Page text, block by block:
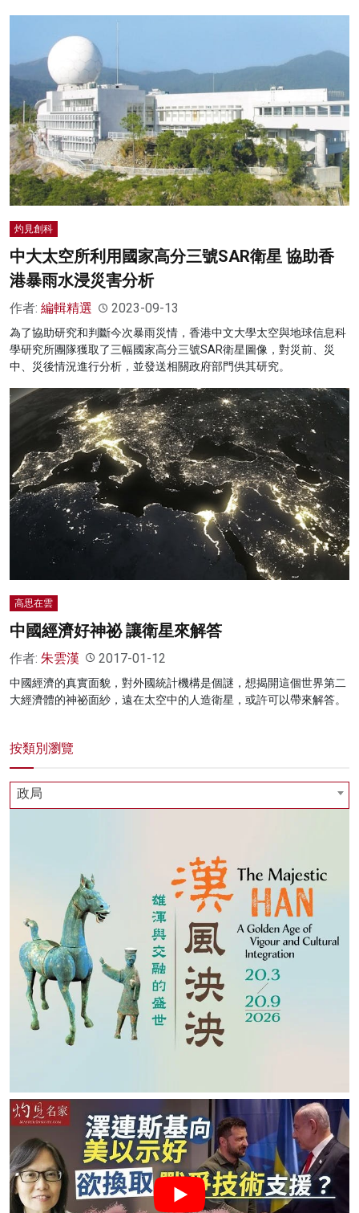
灼見創科
中大太空所利用國家高分三號SAR衛星 協助香
港暴雨水浸災害分析
作者: 編輯精選 2023-09-13
為了協助研究和判斷今次暴雨災情，香港中文大學太空與地球信息科
學研究所團隊獲取了三幅國家高分三號SAR衛星圖像，對災前、災
中、災後情況進行分析，並發送相關政府部門供其研究。
高思在雲
中國經濟好神祕 讓衛星來解答
作者: 朱雲漢 2017-01-12
中國經濟的真實面貌，對外國統計機構是個謎，想揭開這個世界第二
大經濟體的神祕面紗，遠在太空中的人造衛星，或許可以帶來解答。
按類別瀏覽
政局